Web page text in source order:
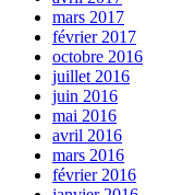
mars 2017
février 2017
octobre 2016
juillet 2016
juin 2016
mai 2016
avril 2016
mars 2016
février 2016